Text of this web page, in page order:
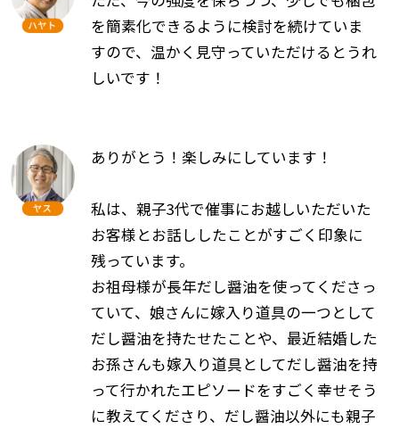
を簡素化できるように検討を続けていま
すので、温かく見守っていただけるとうれ
しいです！
ありがとう！楽しみにしています！
私は、親子3代で催事にお越しいただいた
お客様とお話ししたことがすごく印象に
残っています。
お祖母様が長年だし醤油を使ってくださっ
ていて、娘さんに嫁入り道具の一つとして
だし醤油を持たせたことや、最近結婚した
お孫さんも嫁入り道具としてだし醤油を持
って行かれたエピソードをすごく幸せそう
に教えてくださり、だし醤油以外にも親子